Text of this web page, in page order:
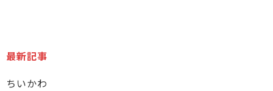
最新記事
ちいかわ